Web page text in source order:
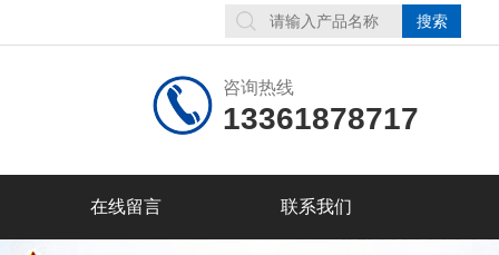
咨询热线
13361878717
在线留言 联系我们